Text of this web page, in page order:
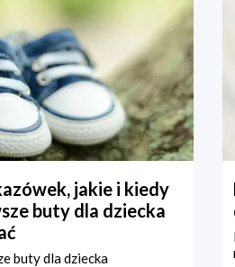
jakie i kiedy
buty dla dziecka
buty dla dziecka